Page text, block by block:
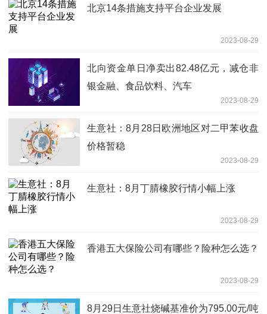
北京14条措施支持平台企业发展
2023-08-29
北向资金单日净卖出82.48亿元，减仓非
银金融、食品饮料、汽车
2023-08-29
生意社：8月28日欧洲地区对二甲苯收盘
价格暂稳
2023-08-29
生意社：8月丁腈橡胶行情小幅上涨
2023-08-29
香港五大保险公司有哪些？险种怎么选？
2023-08-29
8月29日生意社烧碱基准价为795.00元/吨